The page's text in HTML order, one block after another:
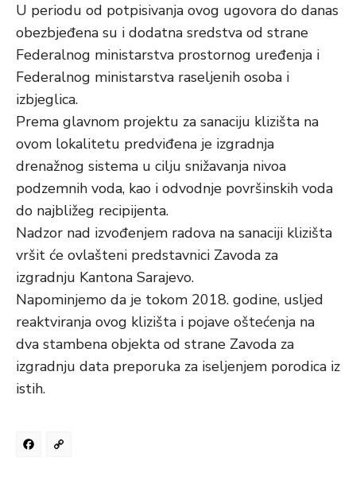
U periodu od potpisivanja ovog ugovora do danas
obezbjeđena su i dodatna sredstva od strane
Federalnog ministarstva prostornog uređenja i
Federalnog ministarstva raseljenih osoba i
izbjeglica.
Prema glavnom projektu za sanaciju klizišta na
ovom lokalitetu predviđena je izgradnja
drenažnog sistema u cilju snižavanja nivoa
podzemnih voda, kao i odvodnje površinskih voda
do najbližeg recipijenta.
Nadzor nad izvođenjem radova na sanaciji klizišta
vršit će ovlašteni predstavnici Zavoda za
izgradnju Kantona Sarajevo.
Napominjemo da je tokom 2018. godine, usljed
reaktviranja ovog klizišta i pojave oštećenja na
dva stambena objekta od strane Zavoda za
izgradnju data preporuka za iseljenjem porodica iz
istih.
Facebook